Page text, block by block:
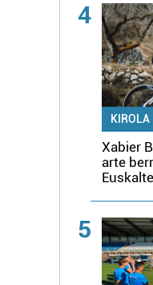
4
KIROLA
Xabier
arte
5